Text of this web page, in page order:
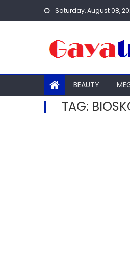
Saturday, August 08,
BEAUTY
TAG: